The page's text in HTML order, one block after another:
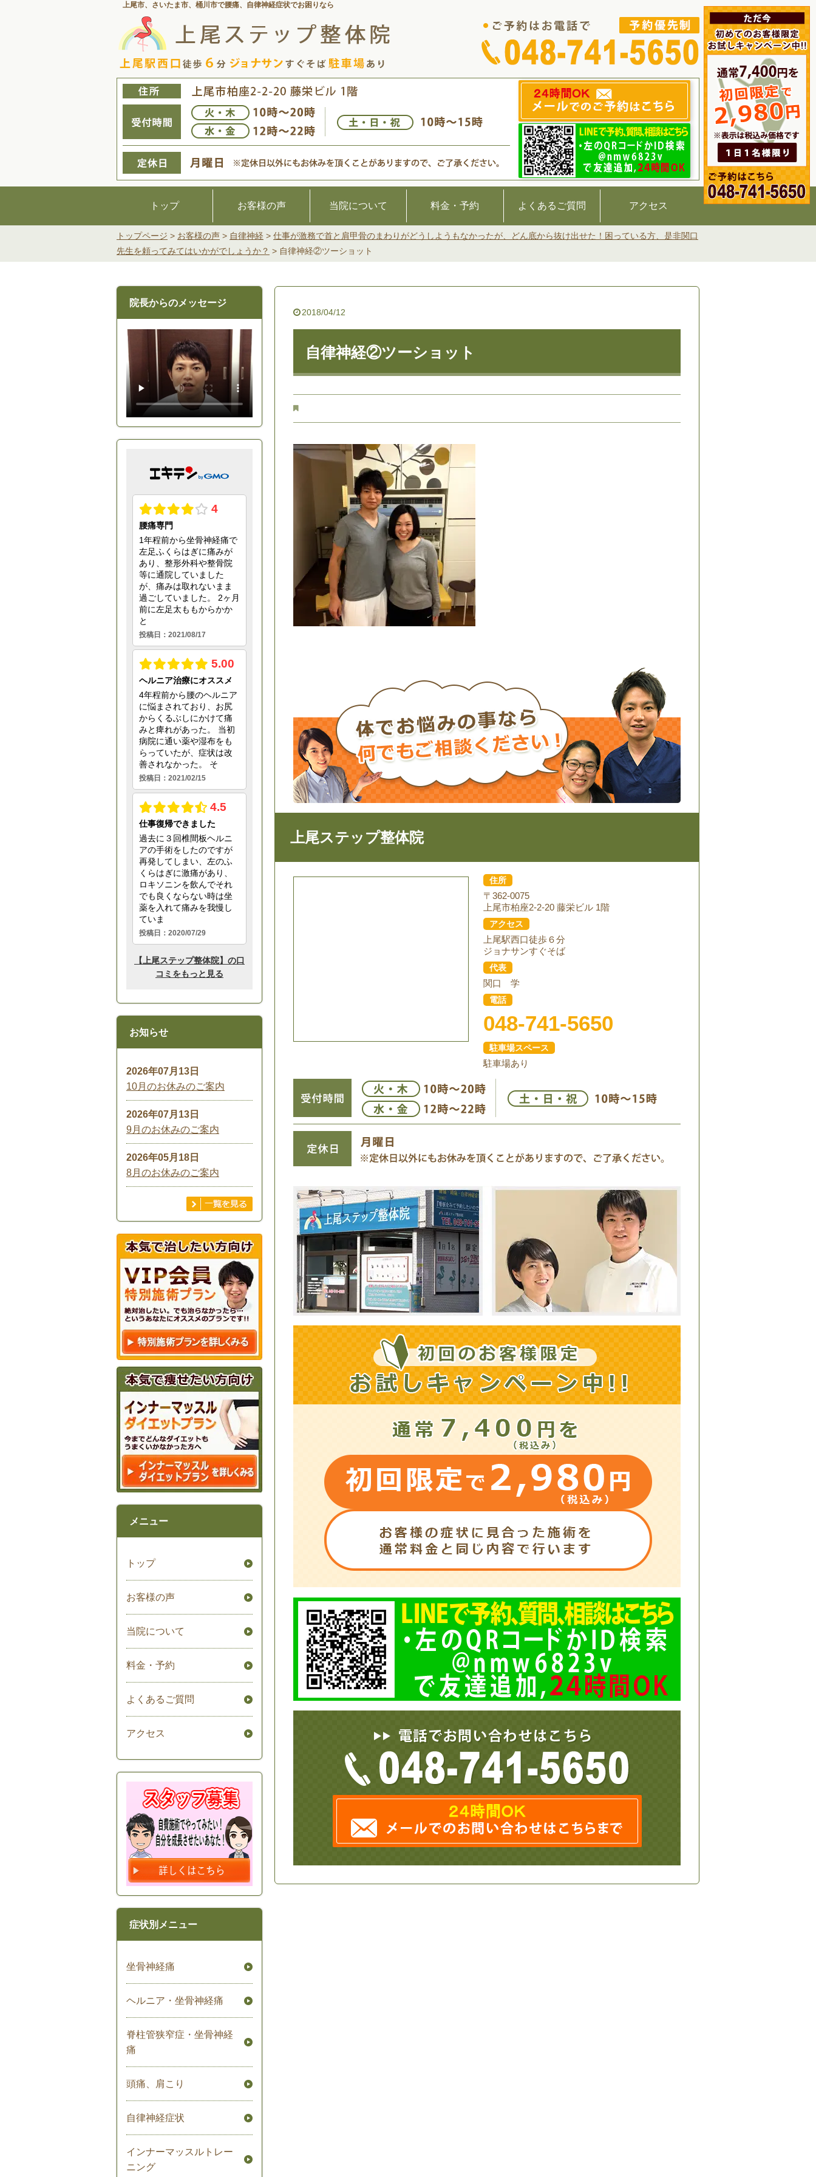
上尾市、さいたま市、桶川市で腰痛、 自律神経症状でお困りなら
トップ お客様の声 当院について 料金・予約 よくあるご質問 アクセス
トップページ > お客様の声 > 自律神経 > 仕事が激務で首と肩甲骨のまわりがどうしようもなかったが、どん底から抜け出せた！困っている方、是非関口
先生を頼ってみてはいかがでしょうか？ > 自律神経②ツーショット
2018/04/12
自律神経②ツーショット
上尾ステップ整体院
住所
〒362-0075
上尾市柏座2-2-20 藤栄ビル 1階
アクセス
上尾駅西口徒歩６分
ジョナサンすぐそば
代表
関口 学
電話
048-741-5650
駐車場スペース
駐車場あり
院長からのメッセージ
お知らせ
2026年07月13日
10月のお休みのご案内
2026年07月13日
9月のお休みのご案内
2026年05月18日
8月のお休みのご案内
メニュー
トップ
お客様の声
当院について
料金・予約
よくあるご質問
アクセス
症状別メニュー
坐骨神経痛
ヘルニア・坐骨神経痛
脊柱管狭窄症・坐骨神経
痛
頭痛、肩こり
自律神経症状
インナーマッスルトレー
ニング